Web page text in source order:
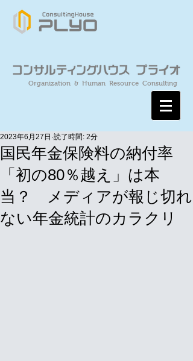
Organization & Human Resource Consulting
国民年金保険料の納付率
「初の80％越え」は本
当？ メディアが報じ切れ
ない年金統計のカラクリ
2023年6月27日 読了時間: 2分